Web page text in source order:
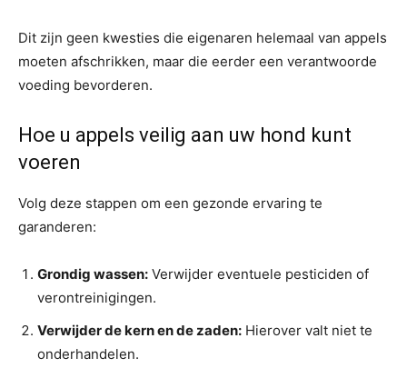
Dit zijn geen kwesties die eigenaren helemaal van appels
moeten afschrikken, maar die eerder een verantwoorde
voeding bevorderen.
Hoe u appels veilig aan uw hond kunt
voeren
Volg deze stappen om een gezonde ervaring te
garanderen:
Grondig wassen: Verwijder eventuele pesticiden of
verontreinigingen.
Verwijder de kern en de zaden: Hierover valt niet te
onderhandelen.